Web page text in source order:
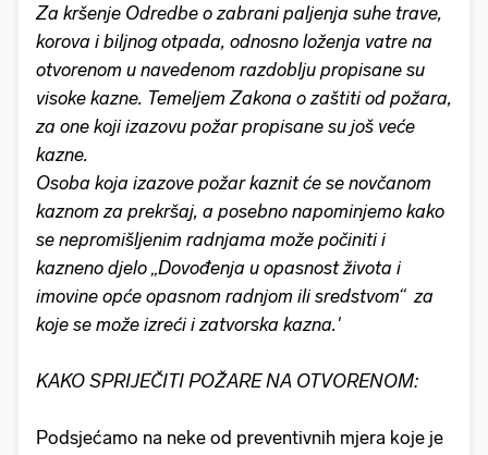
Za kršenje Odredbe o zabrani paljenja suhe trave,
korova i biljnog otpada, odnosno loženja vatre na
otvorenom u navedenom razdoblju propisane su
visoke kazne. Temeljem Zakona o zaštiti od požara,
za one koji izazovu požar propisane su još veće
kazne.
Osoba koja izazove požar kaznit će se novčanom
kaznom za prekršaj, a posebno napominjemo kako
se nepromišljenim radnjama može počiniti i
kazneno djelo „Dovođenja u opasnost života i
imovine opće opasnom radnjom ili sredstvom“ za
koje se može izreći i zatvorska kazna.'
KAKO SPRIJEČITI POŽARE NA OTVORENOM:
Podsjećamo na neke od preventivnih mjera koje je